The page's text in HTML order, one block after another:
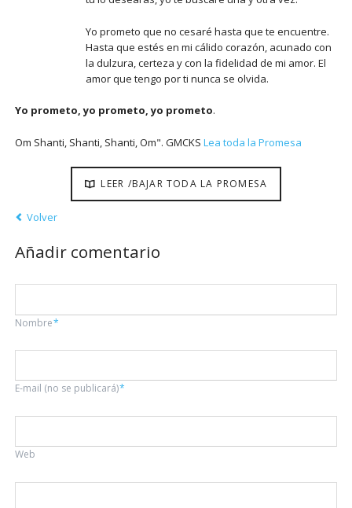
Yo prometo que no cesaré hasta que te encuentre.
Hasta que estés en mi cálido corazón, acunado con
la dulzura, certeza y con la fidelidad de mi amor. El
amor que tengo por ti nunca se olvida.
Yo prometo, yo prometo, yo prometo.
Om Shanti, Shanti, Shanti, Om". GMCKS Lea toda la Promesa
LEER /BAJAR TODA LA PROMESA
Volver
Añadir comentario
Campo
Nombre*
Campo
E-mail (no se publicará)*
Web